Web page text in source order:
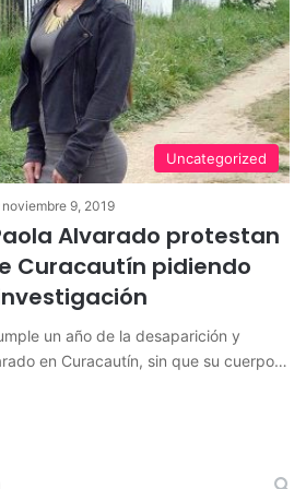
Uncategorized
noviembre 9, 2019
Alvarado protestan
Curacautín pidiendo
un año de la desaparición y
en Curacautín, sin que su cuerpo…